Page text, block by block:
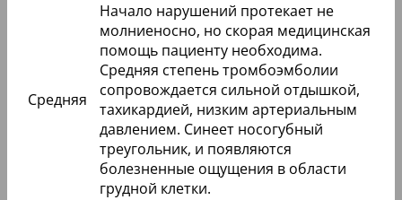
Средняя
Начало нарушений протекает не
молниеносно, но скорая медицинская
помощь пациенту необходима.
Средняя степень тромбоэмболии
сопровождается сильной отдышкой,
тахикардией, низким артериальным
давлением. Синеет носогубный
треугольник, и появляются
болезненные ощущения в области
грудной клетки.